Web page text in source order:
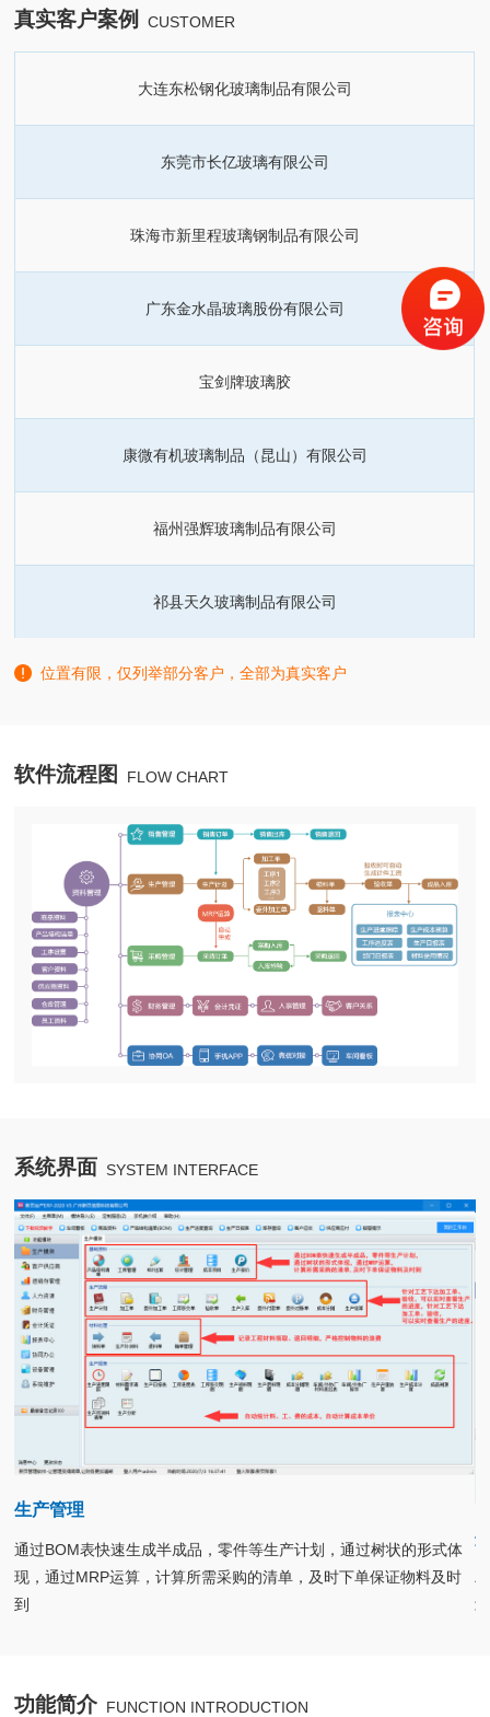
真实客户案例 CUSTOMER
大连东松钢化玻璃制品有限公司
东莞市长亿玻璃有限公司
珠海市新里程玻璃钢制品有限公司
广东金水晶玻璃股份有限公司
宝剑牌玻璃胶
康微有机玻璃制品（昆山）有限公司
福州强辉玻璃制品有限公司
祁县天久玻璃制品有限公司
位置有限，仅列举部分客户，全部为真实客户
软件流程图 FLOW CHART
系统界面 SYSTEM INTERFACE
生产管理
通过BOM表快速生成半成品，零件等生产计划，通过树状的形式体
现，通过MRP运算，计算所需采购的清单，及时下单保证物料及时
到
功能简介 FUNCTION INTRODUCTION